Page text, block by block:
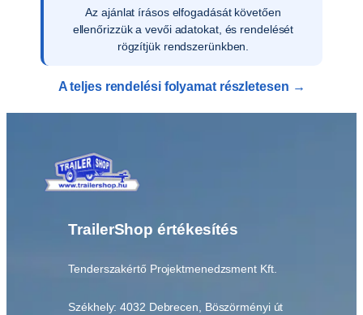
Az ajánlat írásos elfogadását követően
ellenőrizzük a vevői adatokat, és rendelését
rögzítjük rendszerünkben.
A teljes rendelési folyamat részletesen →
TrailerShop értékesítés
Tenderszakértő Projektmenedzsment Kft.
Székhely: 4032 Debrecen, Böszörményi út